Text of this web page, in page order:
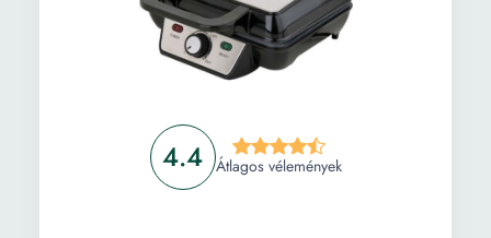
4.4 Átlagos vélemények